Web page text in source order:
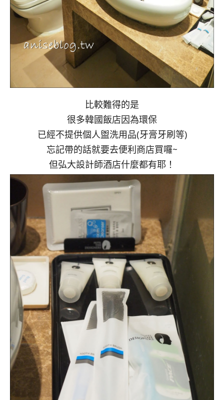
比較難得的是
很多韓國飯店因為環保
已經不提供個人盥洗用品(牙膏牙刷等)
忘記帶的話就要去便利商店買囉~
但弘大設計師酒店什麼都有耶！